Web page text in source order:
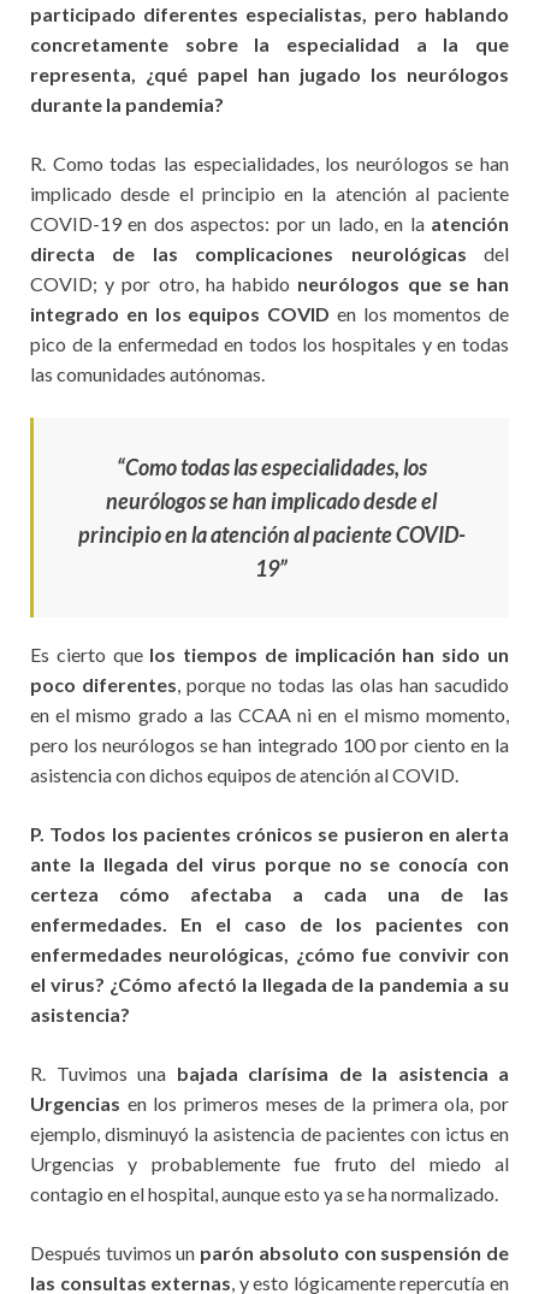
participado diferentes especialistas, pero hablando
concretamente sobre la especialidad a la que
representa, ¿qué papel han jugado los neurólogos
durante la pandemia?
R. Como todas las especialidades, los neurólogos se han
implicado desde el principio en la atención al paciente
COVID-19 en dos aspectos: por un lado, en la atención
directa de las complicaciones neurológicas del
COVID; y por otro, ha habido neurólogos que se han
integrado en los equipos COVID en los momentos de
pico de la enfermedad en todos los hospitales y en todas
las comunidades autónomas.
“Como todas las especialidades, los
neurólogos se han implicado desde el
principio en la atención al paciente COVID-
19”
Es cierto quelos tiempos de implicación han sido un
poco diferentes , porque no todas las olas han sacudido
en el mismo grado a las CCAA ni en el mismo momento,
pero los neurólogos se han integrado 100 por ciento en la
asistencia con dichos equipos de atención al COVID.
P. Todos los pacientes crónicos se pusieron en alerta
ante la llegada del virus porque no se conocía con
certeza cómo afectaba a cada una de las
enfermedades. En el caso de los pacientes con
enfermedades neurológicas, ¿cómo fue convivir con
el virus? ¿Cómo afectó la llegada de la pandemia a su
asistencia?
R. Tuvimos una bajada clarísima de la asistencia a
Urgencias en los primeros meses de la primera ola, por
ejemplo, disminuyó la asistencia de pacientes con ictus en
Urgencias y probablemente fue fruto del miedo al
contagio en el hospital, aunque esto ya se ha normalizado.
Después tuvimos un parón absoluto con suspensión de
las consultas externas , y esto lógicamente repercutía en